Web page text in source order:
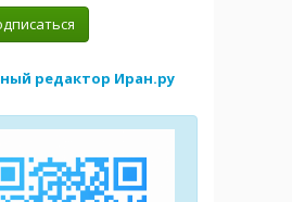
редактор Иран.ру